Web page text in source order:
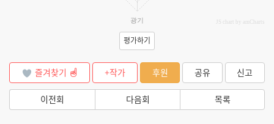
광기 JS chart by amCharts
평가하기
즐겨찾기 +작가 후원 공유 신고
이전회 다음회 목록